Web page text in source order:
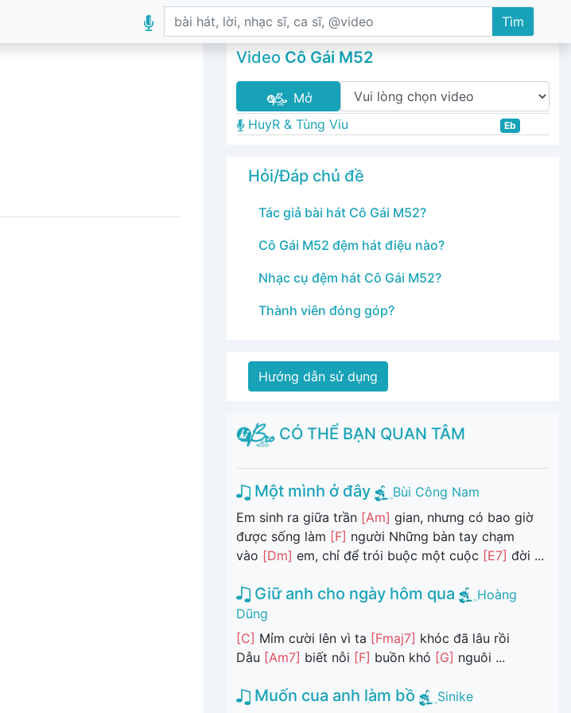
Tìm
Video Cô Gái M52
Mở
HuyR & Tùng Viu
Eb
Hỏi/Đáp chủ đề
Tác giả bài hát Cô Gái M52?
Cô Gái M52 đệm hát điệu nào?
Nhạc cụ đệm hát Cô Gái M52?
Thành viên đóng góp?
Hướng dẫn sử dụng
CÓ THỂ BẠN QUAN TÂM
Một mình ở đây
Bùi Công Nam
Em sinh ra giữa trần [Am] gian, nhưng có bao giờ
được sống làm [F] người Những bàn tay chạm
vào [Dm] em, chỉ để trói buộc một cuộc [E7] đời ...
Giữ anh cho ngày hôm qua
Hoàng
Dũng
[C] Mỉm cười lên vì ta [Fmaj7] khóc đã lâu rồi
Dẫu [Am7] biết nỗi [F] buồn khó [G] nguôi ...
Muốn cua anh làm bồ Sinike